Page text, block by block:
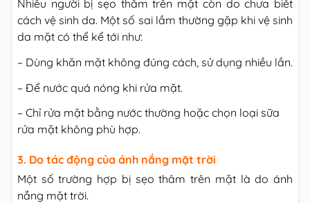
Nhiều người bị sẹo thâm trên mặt còn do chưa biết
cách vệ sinh da. Một số sai lầm thường gặp khi vệ sinh
da mặt có thể kể tới như:
– Dùng khăn mặt không đúng cách, sử dụng nhiều lần.
– Để nước quá nóng khi rửa mặt.
– Chỉ rửa mặt bằng nước thường hoặc chọn loại sữa
rửa mặt không phù hợp.
3. Do tác động của ánh nắng mặt trời
Một số trường hợp bị sẹo thâm trên mặt là do ánh
nắng mặt trời.